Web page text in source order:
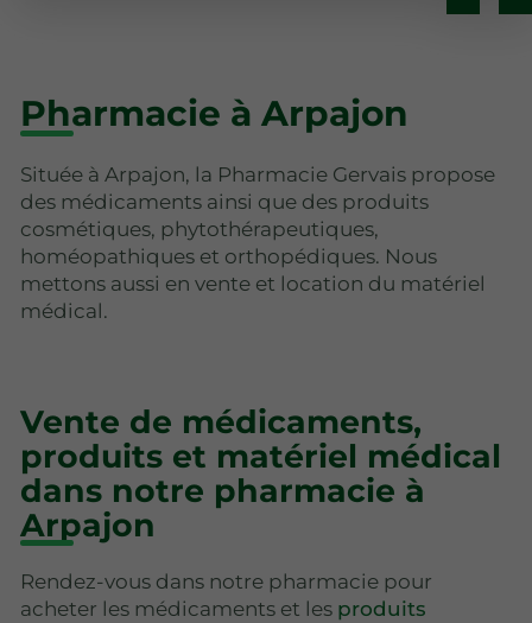
Pharmacie à Arpajon
Située à Arpajon, la Pharmacie Gervais propose
des médicaments ainsi que des produits
cosmétiques, phytothérapeutiques,
homéopathiques et orthopédiques. Nous
mettons aussi en vente et location du matériel
médical.
Vente de médicaments,
produits et matériel médical
dans notre pharmacie à
Arpajon
Rendez-vous dans notre pharmacie pour
acheter les médicaments et les produits